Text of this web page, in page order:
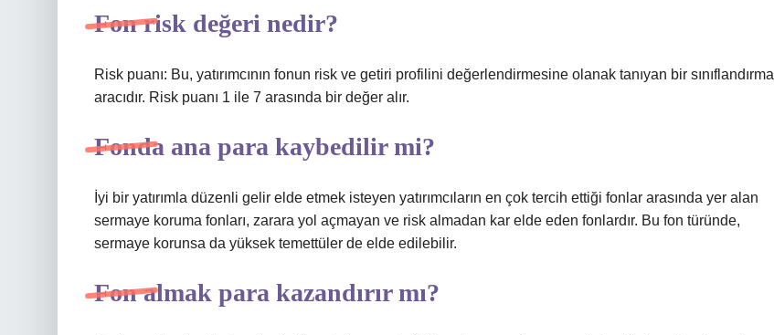
Fon risk değeri nedir?
Risk puanı: Bu, yatırımcının fonun risk ve getiri profilini değerlendirmesine olanak tanıyan bir sınıflandırma
aracıdır. Risk puanı 1 ile 7 arasında bir değer alır.
Fonda ana para kaybedilir mi?
İyi bir yatırımla düzenli gelir elde etmek isteyen yatırımcıların en çok tercih ettiği fonlar arasında yer alan
sermaye koruma fonları, zarara yol açmayan ve risk almadan kar elde eden fonlardır. Bu fon türünde,
sermaye korunsa da yüksek temettüler de elde edilebilir.
Fon almak para kazandırır mı?